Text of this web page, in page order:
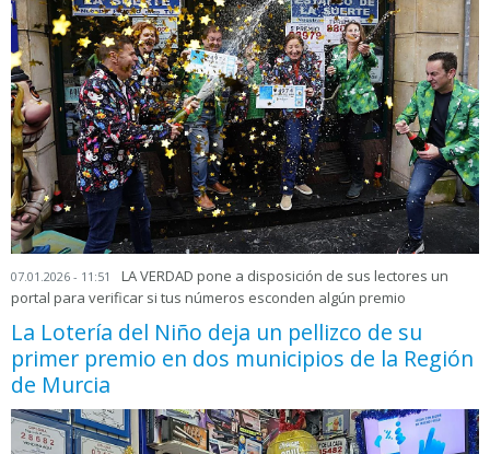
07.01.2026 - 11:51
LA VERDAD pone a disposición de sus lectores un
portal para verificar si tus números esconden algún premio
La Lotería del Niño deja un pellizco de su
primer premio en dos municipios de la Región
de Murcia